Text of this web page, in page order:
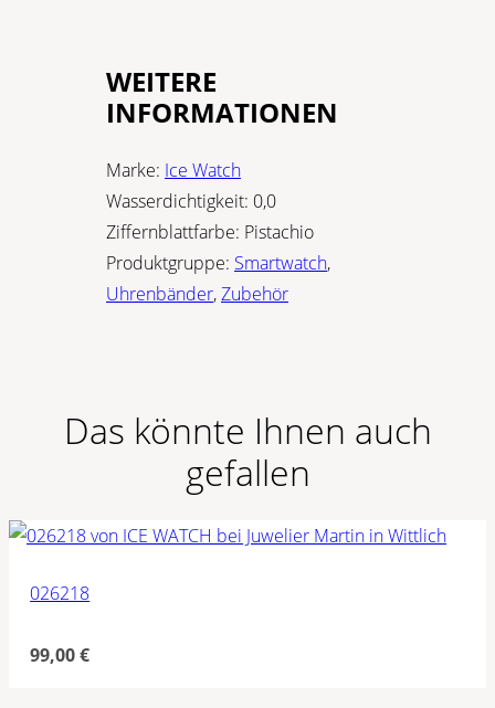
WEITERE
INFORMATIONEN
Marke: Ice Watch
Wasserdichtigkeit: 0,0
Ziffernblattfarbe: Pistachio
Produktgruppe: Smartwatch,
Uhrenbänder,Zubehör
Das könnte Ihnen auch
gefallen
026218
99,00€